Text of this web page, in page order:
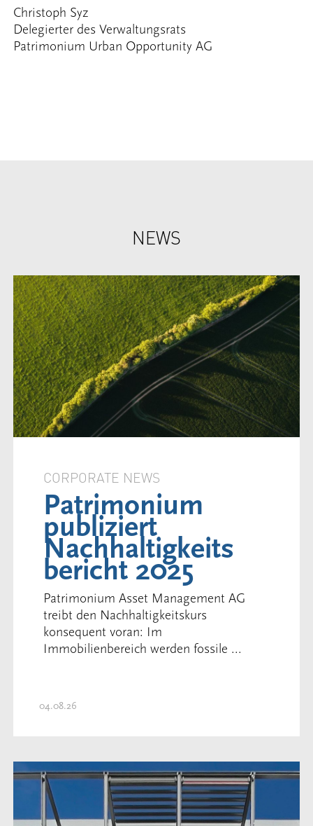
Christoph Syz
Delegierter des Verwaltungsrats
Patrimonium Urban Opportunity AG
NEWS
CORPORATE NEWS
Patrimonium
publiziert
Nachhaltigkeits
bericht 2025
Patrimonium Asset Management AG
treibt den Nachhaltigkeitskurs
konsequent voran: Im
Immobilienbereich werden fossile ...
04.08.26